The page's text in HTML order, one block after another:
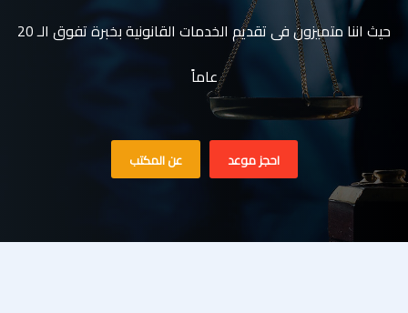
حيث اننا متميزون فى تقديم الخدمات القانونية بخبرة تفوق الـ 20
عاماً
احجز موعد عن المكتب